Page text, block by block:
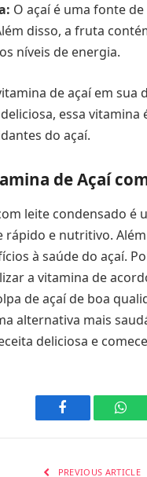
O açaí é uma fonte
disso, a fruta
níveis de energia.
de açaí em
essa
do açaí.
de Açaí
leite condensado é
rápido e nutritivo.
à saúde do açaí.
a vitamina de
de açaí de boa
alternativa mais
deliciosa e
Facebook
PREVIOUS ARTICLE